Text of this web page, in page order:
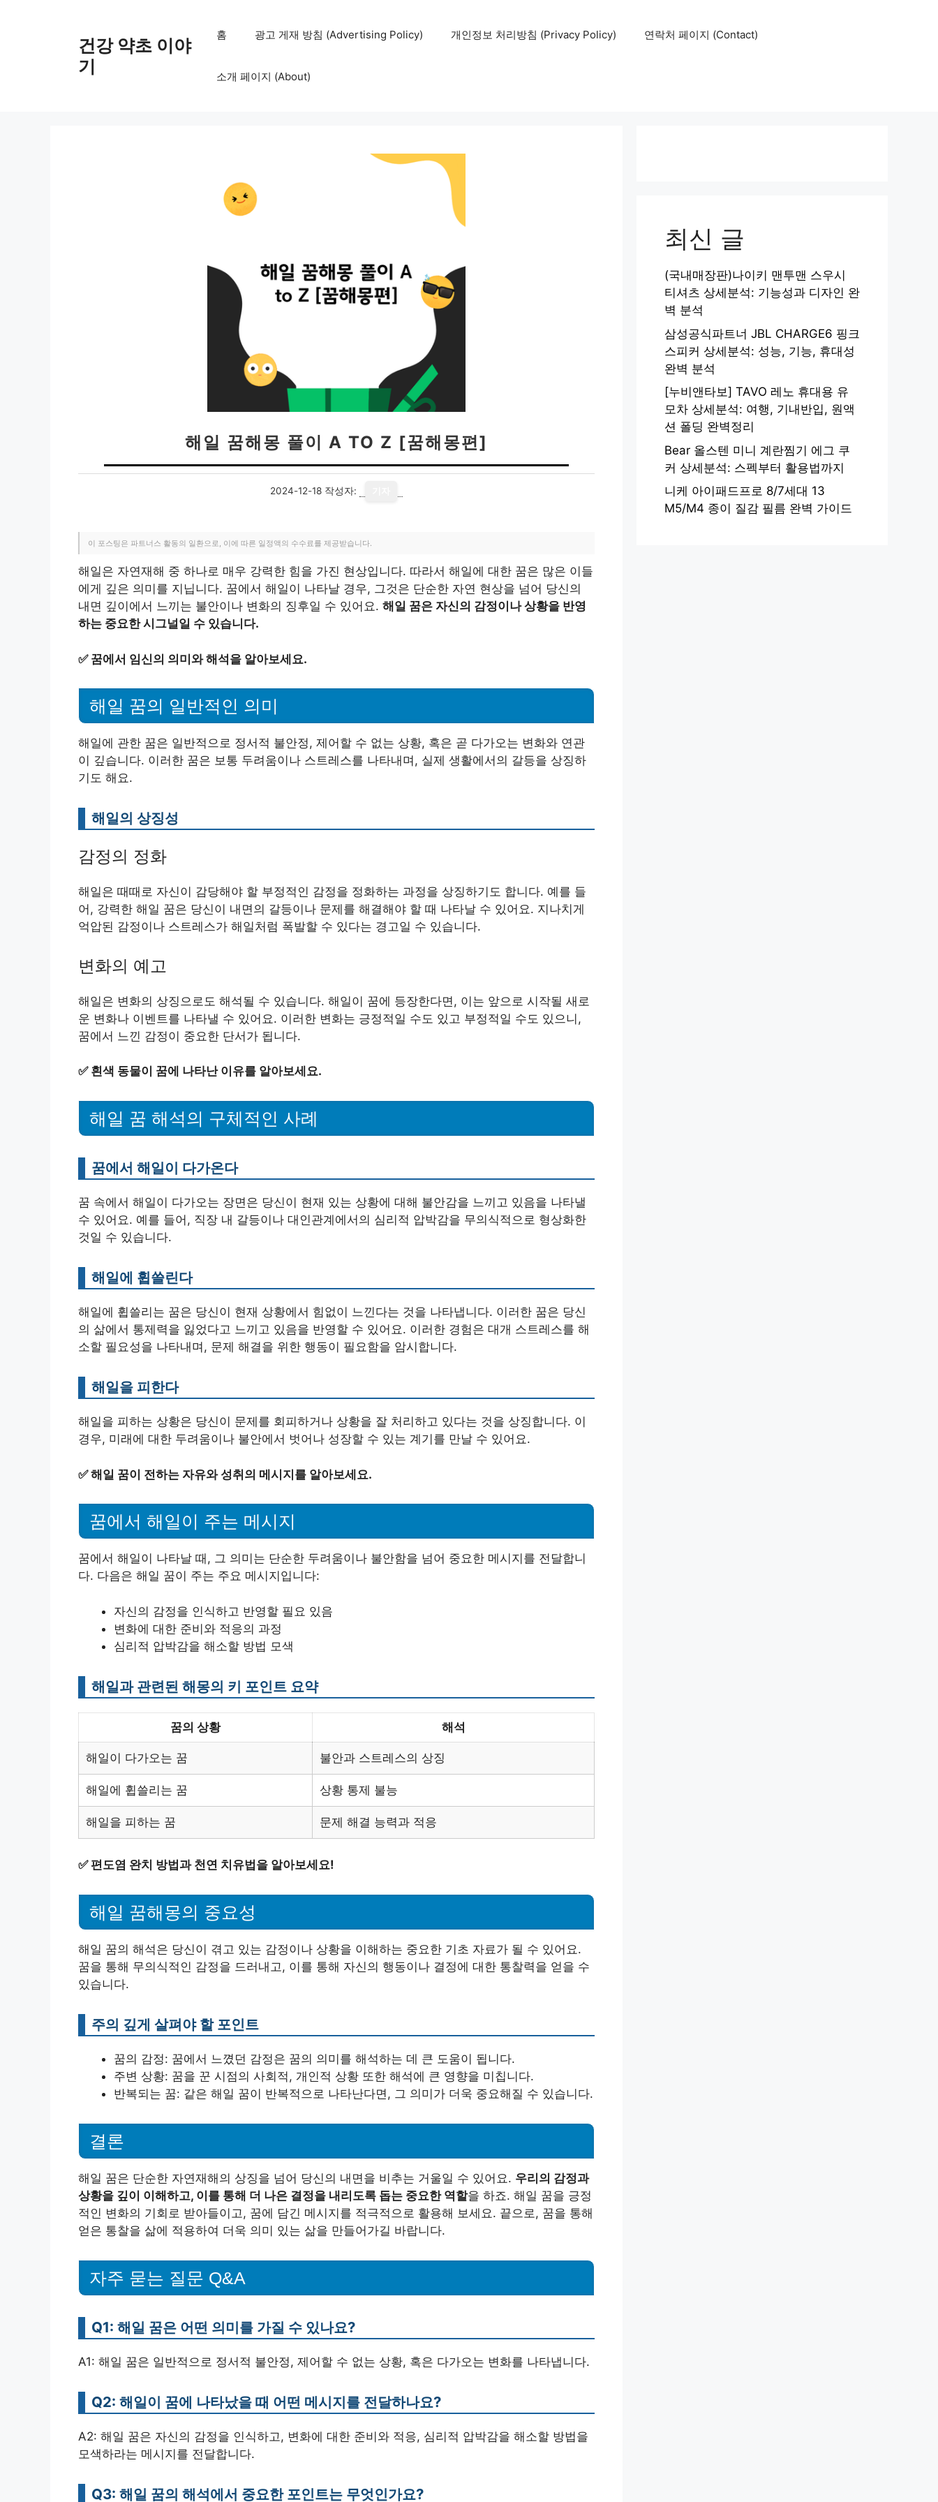
건강 약초 이야
기
홈 광고 게재 방침 (Advertising Policy) 개인정보 처리방침 (Privacy Policy) 연락처 페이지 (Contact)
소개 페이지 (About)
해일 꿈해몽 풀이 A TO Z [꿈해몽편]
2024-12-18 작성자:
이 포스팅은 파트너스 활동의 일환으로, 이에 따른 일정액의 수수료를 제공받습니다.
해일은 자연재해 중 하나로 매우 강력한 힘을 가진 현상입니다. 따라서 해일에 대한 꿈은 많은 이들
에게 깊은 의미를 지닙니다. 꿈에서 해일이 나타날 경우, 그것은 단순한 자연 현상을 넘어 당신의
내면 깊이에서 느끼는 불안이나 변화의 징후일 수 있어요. 해일 꿈은 자신의 감정이나 상황을 반영
하는 중요한 시그널일 수 있습니다.
✅ 꿈에서 임신의 의미와 해석을 알아보세요.
해일 꿈의 일반적인 의미
해일에 관한 꿈은 일반적으로 정서적 불안정, 제어할 수 없는 상황, 혹은 곧 다가오는 변화와 연관
이 깊습니다. 이러한 꿈은 보통 두려움이나 스트레스를 나타내며, 실제 생활에서의 갈등을 상징하
기도 해요.
해일의 상징성
감정의 정화
해일은 때때로 자신이 감당해야 할 부정적인 감정을 정화하는 과정을 상징하기도 합니다. 예를 들
어, 강력한 해일 꿈은 당신이 내면의 갈등이나 문제를 해결해야 할 때 나타날 수 있어요. 지나치게
억압된 감정이나 스트레스가 해일처럼 폭발할 수 있다는 경고일 수 있습니다.
변화의 예고
해일은 변화의 상징으로도 해석될 수 있습니다. 해일이 꿈에 등장한다면, 이는 앞으로 시작될 새로
운 변화나 이벤트를 나타낼 수 있어요. 이러한 변화는 긍정적일 수도 있고 부정적일 수도 있으니,
꿈에서 느낀 감정이 중요한 단서가 됩니다.
✅ 흰색 동물이 꿈에 나타난 이유를 알아보세요.
해일 꿈 해석의 구체적인 사례
꿈에서 해일이 다가온다
꿈 속에서 해일이 다가오는 장면은 당신이 현재 있는 상황에 대해 불안감을 느끼고 있음을 나타낼
수 있어요. 예를 들어, 직장 내 갈등이나 대인관계에서의 심리적 압박감을 무의식적으로 형상화한
것일 수 있습니다.
해일에 휩쓸린다
해일에 휩쓸리는 꿈은 당신이 현재 상황에서 힘없이 느낀다는 것을 나타냅니다. 이러한 꿈은 당신
의 삶에서 통제력을 잃었다고 느끼고 있음을 반영할 수 있어요. 이러한 경험은 대개 스트레스를 해
소할 필요성을 나타내며, 문제 해결을 위한 행동이 필요함을 암시합니다.
해일을 피한다
해일을 피하는 상황은 당신이 문제를 회피하거나 상황을 잘 처리하고 있다는 것을 상징합니다. 이
경우, 미래에 대한 두려움이나 불안에서 벗어나 성장할 수 있는 계기를 만날 수 있어요.
✅해일 꿈이 전하는 자유와 성취의 메시지를 알아보세요.
꿈에서 해일이 주는 메시지
꿈에서 해일이 나타날 때, 그 의미는 단순한 두려움이나 불안함을 넘어 중요한 메시지를 전달합니
다. 다음은 해일 꿈이 주는 주요 메시지입니다:
자신의 감정을 인식하고 반영할 필요 있음
변화에 대한 준비와 적응의 과정
심리적 압박감을 해소할 방법 모색
해일과 관련된 해몽의 키 포인트 요약
꿈의 상황 해석
해일이 다가오는 꿈 불안과 스트레스의 상징
해일에 휩쓸리는 꿈 상황 통제 불능
해일을 피하는 꿈 문제 해결 능력과 적응
✅ 편도염 완치 방법과 천연 치유법을 알아보세요!
해일 꿈해몽의 중요성
해일 꿈의 해석은 당신이 겪고 있는 감정이나 상황을 이해하는 중요한 기초 자료가 될 수 있어요.
꿈을 통해 무의식적인 감정을 드러내고, 이를 통해 자신의 행동이나 결정에 대한 통찰력을 얻을 수
있습니다.
주의 깊게 살펴야 할 포인트
꿈의 감정: 꿈에서 느꼈던 감정은 꿈의 의미를 해석하는 데 큰 도움이 됩니다.
주변 상황: 꿈을 꾼 시점의 사회적, 개인적 상황 또한 해석에 큰 영향을 미칩니다.
반복되는 꿈: 같은 해일 꿈이 반복적으로 나타난다면, 그 의미가 더욱 중요해질 수 있습니다.
결론
해일 꿈은 단순한 자연재해의 상징을 넘어 당신의 내면을 비추는 거울일 수 있어요. 우리의 감정과
상황을 깊이 이해하고, 이를 통해 더 나은 결정을 내리도록 돕는 중요한 역할을 하죠. 해일 꿈을 긍정
적인 변화의 기회로 받아들이고, 꿈에 담긴 메시지를 적극적으로 활용해 보세요. 끝으로, 꿈을 통해
얻은 통찰을 삶에 적용하여 더욱 의미 있는 삶을 만들어가길 바랍니다.
자주 묻는 질문 Q&A
Q1: 해일 꿈은 어떤 의미를 가질 수 있나요?
A1: 해일 꿈은 일반적으로 정서적 불안정, 제어할 수 없는 상황, 혹은 다가오는 변화를 나타냅니다.
Q2: 해일이 꿈에 나타났을 때 어떤 메시지를 전달하나요?
A2: 해일 꿈은 자신의 감정을 인식하고, 변화에 대한 준비와 적응, 심리적 압박감을 해소할 방법을
모색하라는 메시지를 전달합니다.
Q3: 해일 꿈의 해석에서 중요한 포인트는 무엇인가요?
최신 글
(국내매장판)나이키 맨투맨 스우시
티셔츠 상세분석: 기능성과 디자인 완
벽 분석
삼성공식파트너 JBL CHARGE6 핑크
스피커 상세분석: 성능, 기능, 휴대성
완벽 분석
[누비앤타보] TAVO 레노 휴대용 유
모차 상세분석: 여행, 기내반입, 원액
션 폴딩 완벽정리
Bear 올스텐 미니 계란찜기 에그 쿠
커 상세분석: 스펙부터 활용법까지
니케 아이패드프로 8/7세대 13
M5/M4 종이 질감 필름 완벽 가이드